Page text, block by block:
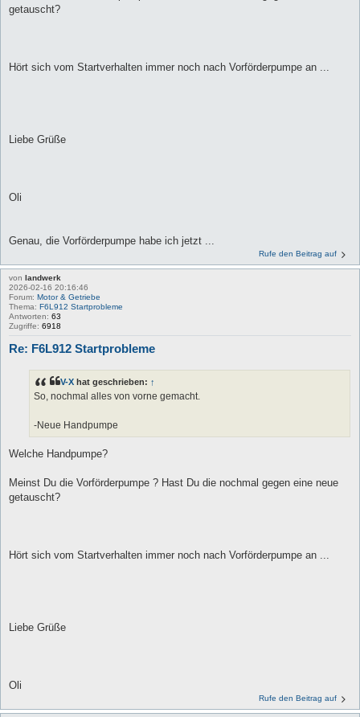
getauscht?
Hört sich vom Startverhalten immer noch nach Vorförderpumpe an ...
Liebe Grüße
Oli
Genau, die Vorförderpumpe habe ich jetzt ...
Rufe den Beitrag auf
von landwerk
2026-02-16 20:16:46
Forum: Motor & Getriebe
Thema: F6L912 Startprobleme
Antworten: 63
Zugriffe: 6918
Re: F6L912 Startprobleme
V-X hat geschrieben: ↑
So, nochmal alles von vorne gemacht.
-Neue Handpumpe
Welche Handpumpe?
Meinst Du die Vorförderpumpe ? Hast Du die nochmal gegen eine neue
getauscht?
Hört sich vom Startverhalten immer noch nach Vorförderpumpe an ...
Liebe Grüße
Oli
Rufe den Beitrag auf